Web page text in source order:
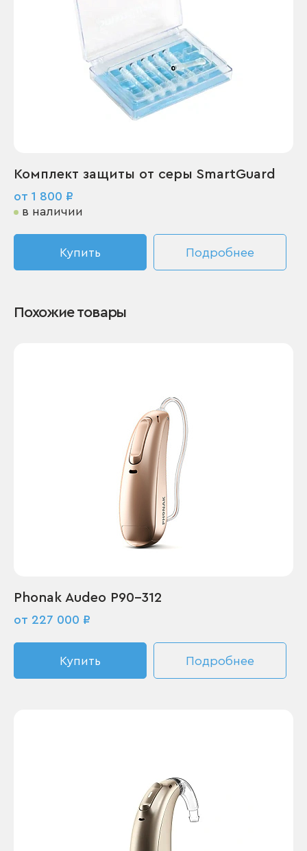
Комплект защиты от серы SmartGuard
от 1 800 ₽
в наличии
Купить Подробнее
Похожие товары
Phonak Audeo P90-312
от 227 000 ₽
Купить Подробнее